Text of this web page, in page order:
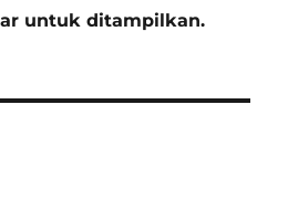
untuk ditampilkan.